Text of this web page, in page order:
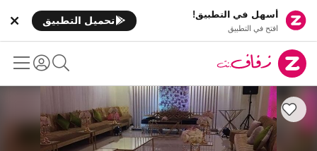
أسهل في التطبيق!
افتح في التطبيق
تحميل التطبيق